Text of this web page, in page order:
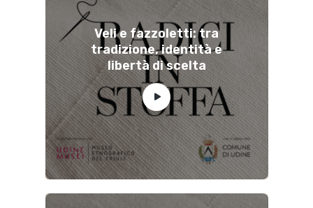
Veli e fazzoletti: tra
tradizione, identità e
libertà di scelta